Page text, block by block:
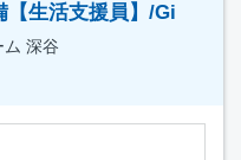
生活支援員】/Gi
ム 深谷